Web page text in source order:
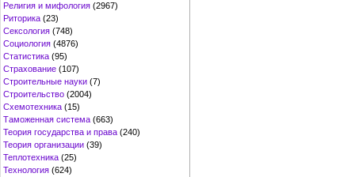
Религия и мифология (2967)
Риторика (23)
Сексология (748)
Социология (4876)
Статистика (95)
Страхование (107)
Строительные науки (7)
Строительство (2004)
Схемотехника (15)
Таможенная система (663)
Теория государства и права (240)
Теория организации (39)
Теплотехника (25)
Технология (624)